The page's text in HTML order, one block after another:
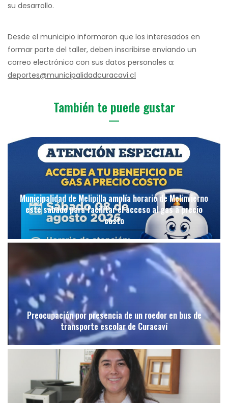
su desarrollo.
Desde el municipio informaron que los interesados en
formar parte del taller, deben inscribirse enviando un
correo electrónico con sus datos personales a:
deportes@municipalidadcuracavi.cl
También te puede gustar
Municipalidad de Melipilla amplía horario de Melinvierno
este sábado para facilitar el acceso al gas a precio
costo
Preocupación por presencia de un roedor en bus de
transporte escolar de Curacaví